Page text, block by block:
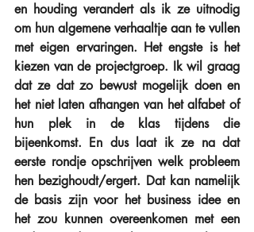
en houding verandert als ik ze uitnodig
om hun algemene verhaaltje aan te vullen
met eigen ervaringen. Het engste is het
kiezen van de projectgroep. Ik wil graag
dat ze dat zo bewust mogelijk doen en
het niet laten afhangen van het alfabet of
hun plek in de klas tijdens die
bijeenkomst. En dus laat ik ze na dat
eerste rondje opschrijven welk probleem
hen bezighoudt/ergert. Dat kan namelijk
de basis zijn voor het business idee en
het zou kunnen overeenkomen met een